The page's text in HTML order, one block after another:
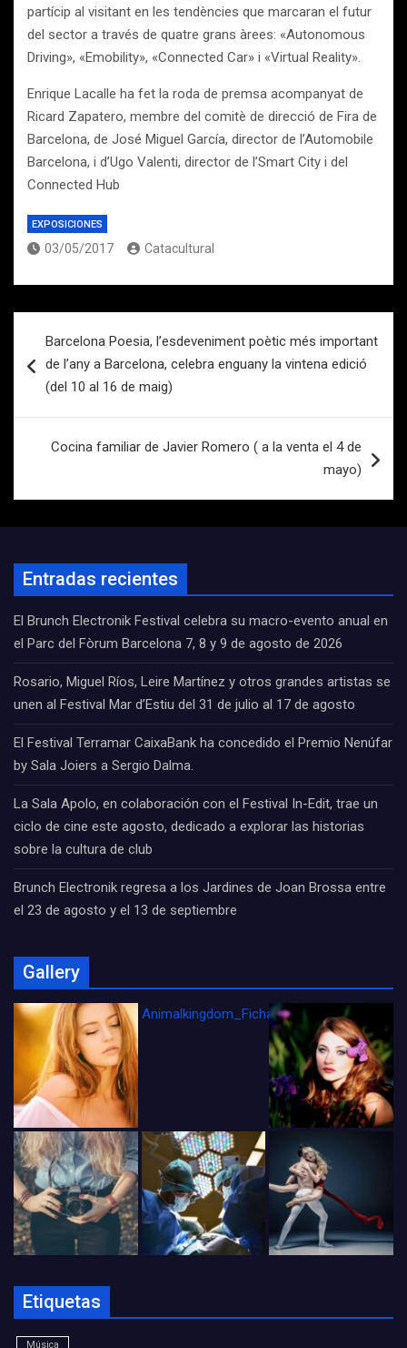
partícip al visitant en les tendències que marcaran el futur
del sector a través de quatre grans àrees: «Autonomous
Driving», «Emobility», «Connected Car» i «Virtual Reality».
Enrique Lacalle ha fet la roda de premsa acompanyat de
Ricard Zapatero, membre del comitè de direcció de Fira de
Barcelona, de José Miguel García, director de l’Automobile
Barcelona, i d’Ugo Valenti, director de l’Smart City i del
Connected Hub
EXPOSICIONES
03/05/2017 Catacultural
de
entradas
Barcelona Poesia, l’esdeveniment poètic més important
de l’any a Barcelona, celebra enguany la vintena edició
(del 10 al 16 de maig)
Cocina familiar de Javier Romero ( a la venta el 4 de
mayo)
Entradas recientes
El Brunch Electronik Festival celebra su macro-evento anual en
el Parc del Fòrum Barcelona 7, 8 y 9 de agosto de 2026
Rosario, Miguel Ríos, Leire Martínez y otros grandes artistas se
unen al Festival Mar d’Estiu del 31 de julio al 17 de agosto
El Festival Terramar CaixaBank ha concedido el Premio Nenúfar
by Sala Joiers a Sergio Dalma.
La Sala Apolo, en colaboración con el Festival In-Edit, trae un
ciclo de cine este agosto, dedicado a explorar las historias
sobre la cultura de club
Brunch Electronik regresa a los Jardines de Joan Brossa entre
el 23 de agosto y el 13 de septiembre
Gallery
Animalkingdom_FichaCine
Etiquetas
Música